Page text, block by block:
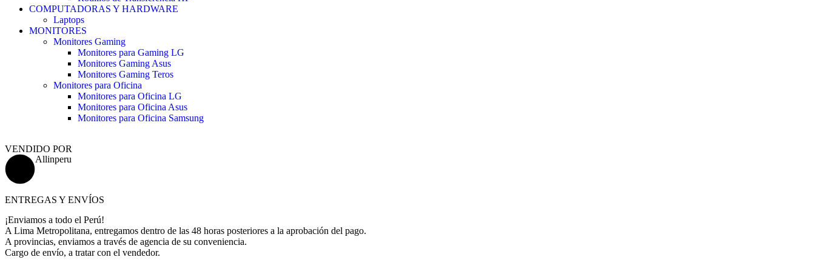
COMPUTADORAS Y HARDWARE
Laptops
MONITORES
Monitores Gaming
Monitores para Gaming LG
Monitores Gaming Asus
Monitores Gaming Teros
Monitores para Oficina
Monitores para Oficina LG
Monitores para Oficina Asus
Monitores para Oficina Samsung
VENDIDO POR
Allinperu
ENTREGAS Y ENVÍOS
¡Enviamos a todo el Perú!
A Lima Metropolitana, entregamos dentro de las 48 horas posteriores a la aprobación del pago.
A provincias, enviamos a través de agencia de su conveniencia.
Cargo de envío, a tratar con el vendedor.